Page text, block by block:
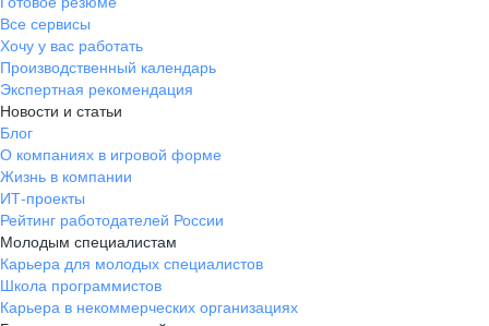
Все сервисы
Хочу у вас работать
Производственный календарь
Экспертная рекомендация
Новости и статьи
Блог
О компаниях в игровой форме
Жизнь в компании
ИТ-проекты
Рейтинг работодателей России
Молодым специалистам
Карьера для молодых специалистов
Школа программистов
Карьера в некоммерческих организациях